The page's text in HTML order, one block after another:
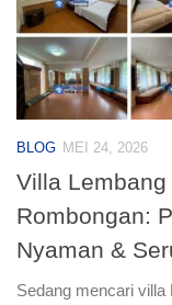
BLOG MEI 24, 2026
Villa
Rombongan:
Nyaman &
Sedang mencari